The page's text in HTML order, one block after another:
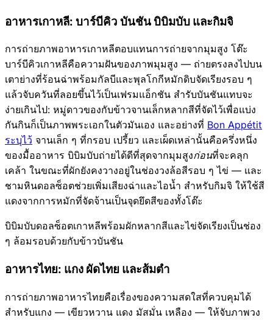
อาหารเกาหลี: บาร์บีคิว บันชัน บิบิมบับ และกิมจิ
การถ่ายภาพอาหารเกาหลีตอบแทนการถ่ายจากมุมสูง โต๊ะ
บาร์บีคิวเกาหลีคือความฝันของภาพมุมสูง — ถ่ายตรงลงไปบน
เตาย่างที่ร้อนฉ่าพร้อมกัลบีและพุลโกกีหมักดิบจัดเรียงรอบ ๆ
แล้วจับควันที่ลอยขึ้นไว้เป็นเฟรมแอ็กชัน สำรับบันชันแทบจะ
ง่ายเกินไป: หมู่ดาวของกับข้าวจานเล็กหลากสีที่จัดไว้เพื่อแบ่ง
กันกินก็เป็นภาพพระเอกในตัวมันเอง และอย่างที่ Bon Appétit
ระบุไว้ จานเล็ก ๆ ที่กรอบ เปรี้ยว และเผ็ดเหล่านั้นคือครึ่งหนึ่ง
ของมื้ออาหาร บิบิมบับถ่ายได้ดีที่สุดจากมุมสูงก่อนที่จะคลุก
เคล้า ในขณะที่ผักยังคงวางอยู่ในช่องวงล้อสีรอบ ๆ ไข่ — และ
ชามหินดอลซ็อตช่วยเพิ่มเสียงฉ่าและไอน้ำ สำหรับกิมจิ ให้ใช้สี
แดงจากการหมักที่จัดจ้านเป็นจุดยึดสีของทั้งโต๊ะ
บิบิมบับดอลซ็อตเกาหลีพร้อมผักหลากสีและไข่จัดเรียงเป็นช่อง
ๆ ล้อมรอบด้วยกับข้าวบันชัน
อาหารไทย: แกง ผัดไทย และส้มตำ
การถ่ายภาพอาหารไทยคือเรื่องของความสดใสที่ควบคุมได้
สำหรับแกง — เขียวหวาน แดง มัสมั่น เหลือง — ให้จับภาพวง